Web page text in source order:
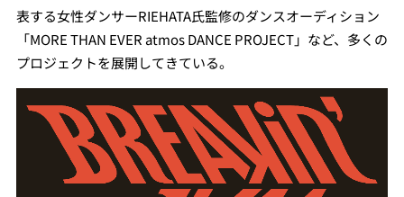
表する女性ダンサーRIEHATA氏監修のダンスオーディション
「MORE THAN EVER atmos DANCE PROJECT」など、多くの
プロジェクトを展開してきている。